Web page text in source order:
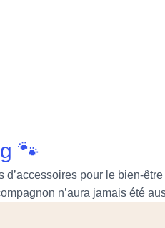
🐾
pour le bien-
n’aura jamais été